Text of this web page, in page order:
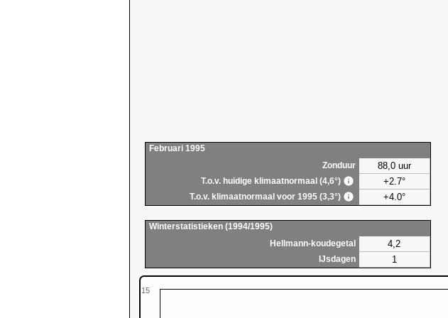
Februari 1995
Zonduur
88,0 uur
T.o.v. huidige klimaatnormaal (4,6°) +2.7°
T.o.v. klimaatnormaal voor 1995 (3,3°) +4.0°
Winterstatistieken (1994/1995)
Hellmann-koudegetal
4,2
IJsdagen 1
15